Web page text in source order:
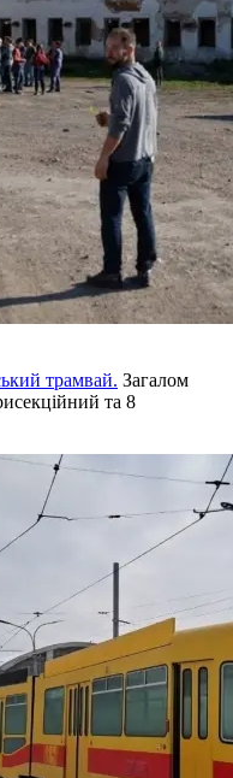
трамвай. Загалом
та 8